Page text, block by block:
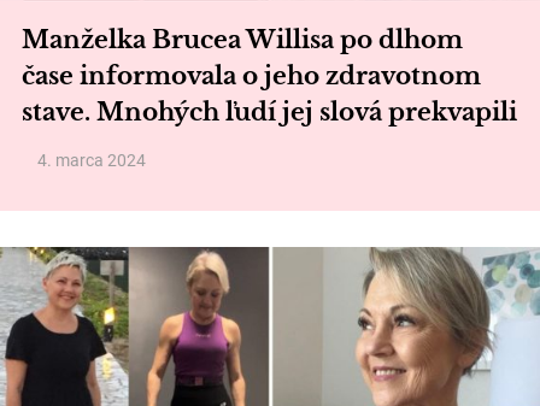
Manželka Brucea Willisa po dlhom
čase informovala o jeho zdravotnom
stave. Mnohých ľudí jej slová prekvapili
4. marca 2024